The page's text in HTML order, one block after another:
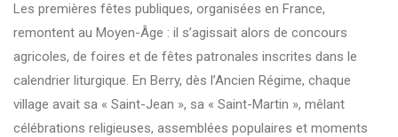
Les premières fêtes publiques, organisées en France,
remontent au Moyen-Âge : il s’agissait alors de concours
agricoles, de foires et de fêtes patronales inscrites dans le
calendrier liturgique. En Berry, dès l’Ancien Régime, chaque
village avait sa « Saint-Jean », sa « Saint-Martin », mêlant
célébrations religieuses, assemblées populaires et moments